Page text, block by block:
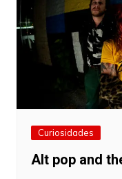
Curiosidades
Alt pop and